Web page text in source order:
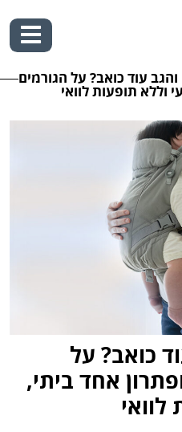
והגב עוד כואב? על הגורמים
וללא תופעות לוואי
כואב? על
אחד ביתי,